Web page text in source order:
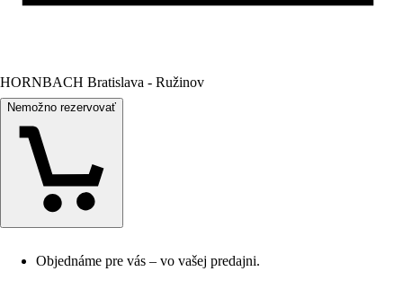
HORNBACH Bratislava - Ružinov
Nemožno rezervovať
Objednáme pre vás – vo vašej predajni.